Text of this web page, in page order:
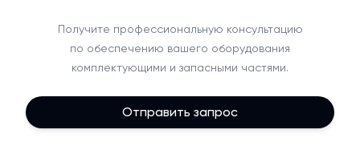
Получите профессиональную консультацию
по обеспечению вашего оборудования
комплектующими и запасными частями.
Отправить запрос